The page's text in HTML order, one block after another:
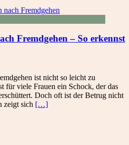
Fremdgehen – So erkennst
ist nicht so leicht zu
für viele Frauen ein Schock, der das
Doch oft ist der Betrug nicht
zeigt sich […]